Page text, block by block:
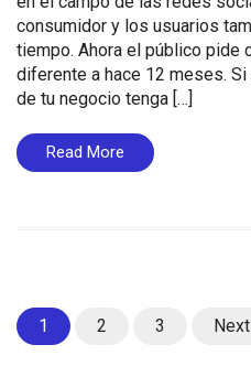
consumidor y los usuarios
tiempo. Ahora el público pide
diferente a hace 12 meses.
de tu negocio tenga […]
Read More
Page
1 Page
2 Page
3